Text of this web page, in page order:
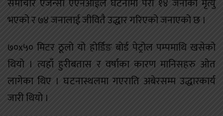
समाचार एजेन्सी एएनआईले घटनामा परी १४ जनाको मृत्यु
भएको र ७४ जनालाई जीवितै उद्धार गरिएको जनाएको छ ।
७०x५० मिटर ठूलो यो होर्डिङ बोर्ड पेट्रोल पम्पमाथि खसेको
थियो । त्यहाँ हुरीबतास र वर्षाका कारण मानिसहरु ओत
लागेका थिए । घटनास्थलमा गएराति अबेरसम्म उद्धारकार्य
जारी थियो ।